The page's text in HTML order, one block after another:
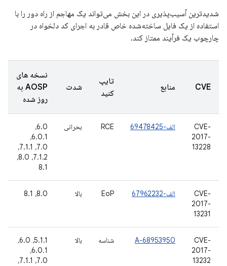
شدیدترین آسیب‌پذیری در این بخش می‌تواند یک مهاجم از راه دور را با
استفاده از یک فایل ساخته‌شده خاص قادر به اجرای کد دلخواه در
چارچوب یک فرآیند ممتاز کند.
CVE منابع
تایپ
کنید
شدت
نسخه های
AOSP به
روز شده
CVE-
2017-
13228
الف-69478425 RCE بحرانی
6.0،
6.0.1،
7.0، 7.1.1،
7.1.2، 8.0،
8.1
CVE-
2017-
13231
الف-67962232 EoP بالا 8.0، 8.1
CVE-
2017-
13232
A-68953950 شناسه بالا
5.1.1، 6.0،
6.0.1،
7.0، 7.1.1،